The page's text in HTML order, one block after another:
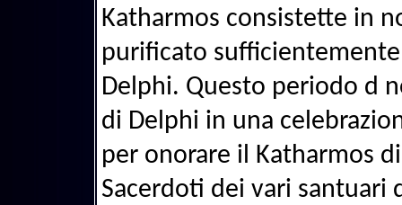
Katharmos consistette in
purificato
Delphi. Questo periodo d
di Delphi in una
per onorare il Katharmos
Sacerdoti dei vari santuari